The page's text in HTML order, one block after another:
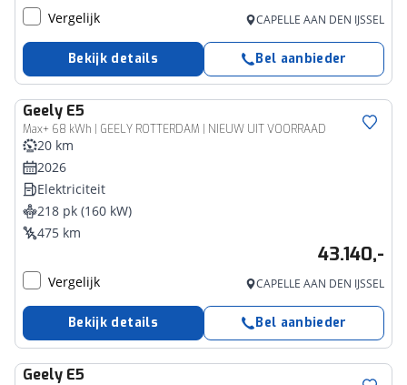
Vergelijk CAPELLE AAN DEN IJSSEL
Bekijk details Bel aanbieder
Geely E5
Max+ 68 kWh | GEELY ROTTERDAM | NIEUW UIT VOORRAAD
20 km
2026
Elektriciteit
218 pk (160 kW)
475 km
43.140,-
Vergelijk CAPELLE AAN DEN IJSSEL
Bekijk details Bel aanbieder
Geely E5